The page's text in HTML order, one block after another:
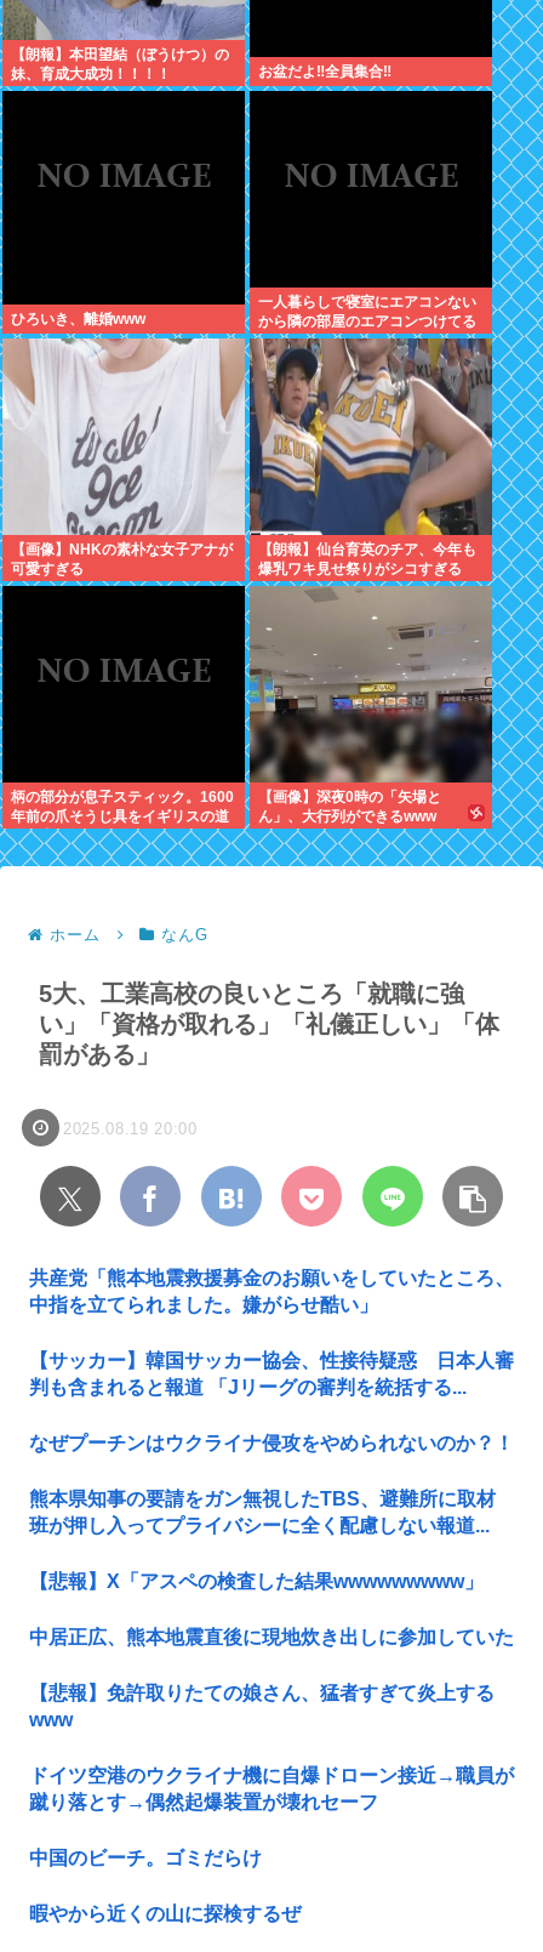
【朗報】本田望結（ぼうけつ）の
妹、育成大成功！！！！
お盆だよ‼全員集合‼
ひろいき、離婚www
一人暮らしで寝室にエアコンない
から隣の部屋のエアコンつけてる
【画像】NHKの素朴な女子アナが
可愛すぎる
【朗報】仙台育英のチア、今年も
爆乳ワキ見せ祭りがシコすぎる
柄の部分が息子スティック。1600
年前の爪そうじ具をイギリスの道
路工事現場で発見
【画像】深夜0時の「矢場と
ん」、大行列ができるwww
ホーム なんG
5大、工業高校の良いところ「就職に強
い」「資格が取れる」「礼儀正しい」「体
罰がある」
2025.08.19 20:00
共産党「熊本地震救援募金のお願いをしていたところ、
中指を立てられました。嫌がらせ酷い」
【サッカー】韓国サッカー協会、性接待疑惑 日本人審
判も含まれると報道 「Jリーグの審判を統括する...
なぜプーチンはウクライナ侵攻をやめられないのか？！
熊本県知事の要請をガン無視したTBS、避難所に取材
班が押し入ってプライバシーに全く配慮しない報道...
【悲報】X「アスペの検査した結果wwwwwwwww」
中居正広、熊本地震直後に現地炊き出しに参加していた
【悲報】免許取りたての娘さん、猛者すぎて炎上する
www
ドイツ空港のウクライナ機に自爆ドローン接近→職員が
蹴り落とす→偶然起爆装置が壊れセーフ
中国のビーチ。ゴミだらけ
暇やから近くの山に探検するぜ